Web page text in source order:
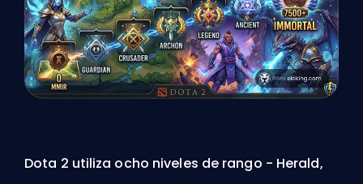
Dota 2 utiliza ocho niveles de rango - Herald,